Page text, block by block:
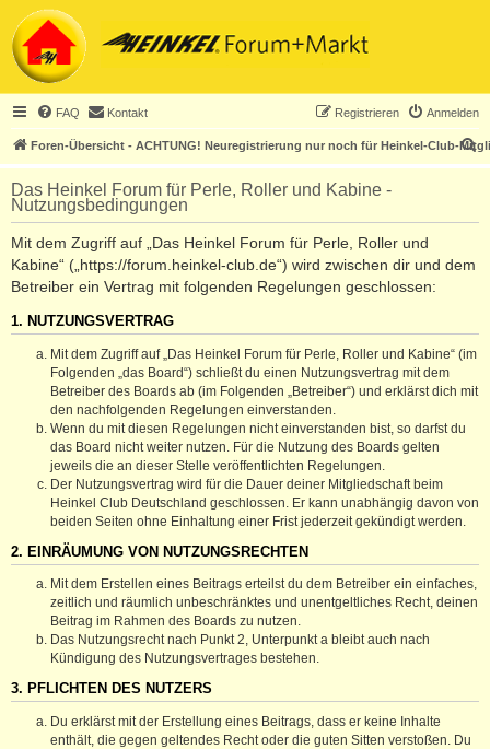
FAQ Kontakt Anmelden
Registrieren
Foren-Übersicht - ACHTUNG! Neuregistrierung nur noch für Heinkel-Club-
S
u
h
Das Heinkel Forum für Perle, Roller und Kabine -
Nutzungsbedingungen
Mit dem Zugriff auf „Das Heinkel Forum für Perle, Roller und
Kabine“ („https://forum.heinkel-club.de“) wird zwischen dir und dem
Betreiber ein Vertrag mit folgenden Regelungen geschlossen:
1. NUTZUNGSVERTRAG
Mit dem Zugriff auf „Das Heinkel Forum für Perle, Roller und Kabine“ (im
Folgenden „das Board“) schließt du einen Nutzungsvertrag mit dem
Betreiber des Boards ab (im Folgenden „Betreiber“) und erklärst dich mit
den nachfolgenden Regelungen einverstanden.
Wenn du mit diesen Regelungen nicht einverstanden bist, so darfst du
das Board nicht weiter nutzen. Für die Nutzung des Boards gelten
jeweils die an dieser Stelle veröffentlichten Regelungen.
Der Nutzungsvertrag wird für die Dauer deiner Mitgliedschaft beim
Heinkel Club Deutschland geschlossen. Er kann unabhängig davon von
beiden Seiten ohne Einhaltung einer Frist jederzeit gekündigt werden.
2. EINRÄUMUNG VON NUTZUNGSRECHTEN
Mit dem Erstellen eines Beitrags erteilst du dem Betreiber ein einfaches,
zeitlich und räumlich unbeschränktes und unentgeltliches Recht, deinen
Beitrag im Rahmen des Boards zu nutzen.
Das Nutzungsrecht nach Punkt 2, Unterpunkt a bleibt auch nach
Kündigung des Nutzungsvertrages bestehen.
3. PFLICHTEN DES NUTZERS
Du erklärst mit der Erstellung eines Beitrags, dass er keine Inhalte
enthält, die gegen geltendes Recht oder die guten Sitten verstoßen. Du